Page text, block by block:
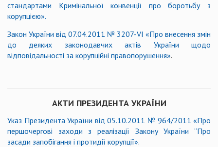
стандартами Кримінальної конвенції про боротьбу з
корупцією».
Закон України від 07.04.2011 № 3207-VІ «Про внесення змін
до деяких законодавчих актів України щодо
відповідальності за корупційні правопорушення».
АКТИ ПРЕЗИДЕНТА УКРАЇНИ
Указ Президента України від 05.10.2011 № 964/2011 «Про
першочергові заходи з реалізації Закону України “Про
засади запобігання і протидії корупції».